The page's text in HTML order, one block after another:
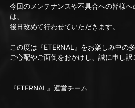
今回のメンテナンスや不具合への皆様
は、
後日改めて行わせていただきます。
この度は『ETERNAL』をお楽しみ中の
ご心配やご面倒をおかけし、誠に申し訳
『ETERNAL』運営チーム